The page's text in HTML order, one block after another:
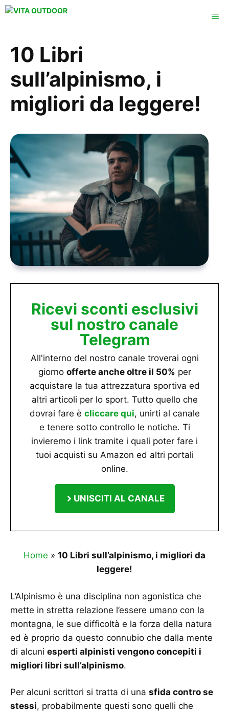
Vai
10 Libri
sull’alpinismo, i
migliori da leggere!
Ricevi sconti esclusivi
sul nostro canale
Telegram
All'interno del nostro canale troverai ogni
giorno offerte anche oltre il 50% per
acquistare la tua attrezzatura sportiva ed
altri articoli per lo sport. Tutto quello che
dovrai fare è cliccare qui, unirti al canale
e tenere sotto controllo le notiche. Ti
invieremo i link tramite i quali poter fare i
tuoi acquisti su Amazon ed altri portali
online.
UNISCITI AL CANALE
Home » 10 Libri sull’alpinismo, i migliori da
leggere!
L’Alpinismo è una disciplina non agonistica che
mette in stretta relazione l’essere umano con la
montagna, le sue difficoltà e la forza della natura
ed è proprio da questo connubio che dalla mente
di alcuni esperti alpinisti vengono concepiti i
migliori libri sull’alpinismo.
Per alcuni scrittori si tratta di una sfida contro se
stessi, probabilmente questi sono quelli che